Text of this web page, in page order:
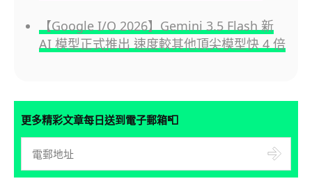
【Google I/O 2026】Gemini 3.5 Flash 新
AI 模型正式推出 速度較其他頂尖模型快 4 倍
更多精彩文章每日送到電子郵箱📮